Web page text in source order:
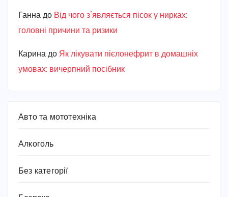
Ганна до Від чого з’являється пісок у нирках:
головні причини та ризики
Карина до Як лікувати пієлонефрит в домашніх
умовах: вичерпний посібник
Авто та мототехніка
Алкоголь
Без категорії